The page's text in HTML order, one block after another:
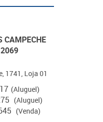
CAMPECHE
1741, Loja 01
(Aluguel)
(Aluguel)
(Venda)